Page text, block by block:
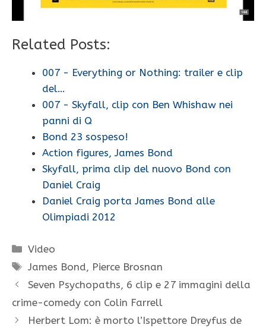
Related Posts:
007 - Everything or Nothing: trailer e clip
del…
007 - Skyfall, clip con Ben Whishaw nei
panni di Q
Bond 23 sospeso!
Action figures, James Bond
Skyfall, prima clip del nuovo Bond con
Daniel Craig
Daniel Craig porta James Bond alle
Olimpiadi 2012
Categorie
Video
Tag
James Bond, Pierce Brosnan
Seven Psychopaths, 6 clip e 27 immagini della
crime-comedy con Colin Farrell
Herbert Lom: è morto l’Ispettore Dreyfus de